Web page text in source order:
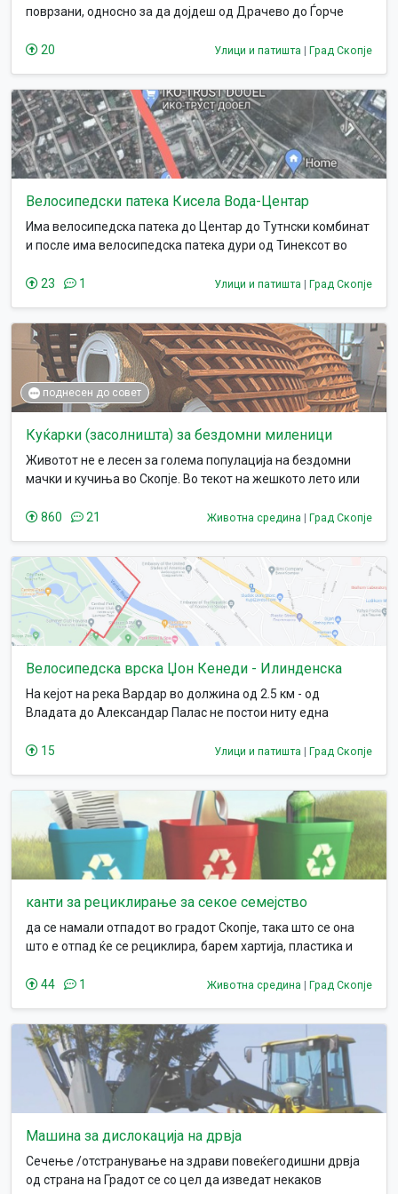
поврзани, односно за да дојдеш од Драчево до Ѓорче
Во меѓувреме сообраќајниот метеж е истотака проблем
превоз што придонесува до поголемо загадување.
20 Улици и патишта | Град Скопје
Велосипедски патека Кисела Вода-Центар
Има велосипедска патека до Центар до Тутнски комбинат
и после има велосипедска патека дури од Тинексот во
за велосипедисти и тие возат по улица што претставува
Кисела Вода да користат велосипед како превозно
средство
23 1 Улици и патишта | Град Скопје
поднесен до совет
Куќарки (засолништа) за бездомни миленици
Животот не е лесен за голема популација на бездомни
мачки и кучиња во Скопје. Во текот на жешкото лето или
бездомните миленици, особено за мали мачиња и
несовесни возачи на автомобили или од сурови луѓе/
деца, се во голема опасност да умрат незабележано како
резултат на инфекции и болести. Каде и да одите можете
да видите мачки скитници како бараат хранат од
контејнери, прегладнети кучиња скитници или напуштени
мали кутриња или мачиња.
860 21 Животна средина | Град Скопје
Велосипедска врска Џон Кенеди - Илинденска
На кејот на река Вардар во должина од 2.5 км - од
Владата до Александар Палас не постои ниту една
Скопје! Ваквата ситуација во централното јадро
сообраќајно одалечени со километри и придонесува кон
изолирање на двете страни.
15 Улици и патишта | Град Скопје
канти за рециклирање за секое семејство
да се намали отпадот во градот Скопје, така што се она
што е отпад ќе се рециклира, барем хартија, пластика и
44
1 Животна средина | Град Скопје
Машина за дислокација на дрвја
Сечење /отстранување на здрави повеќегодишни дрвја
од страна на Градот се со цел да изведат некаков